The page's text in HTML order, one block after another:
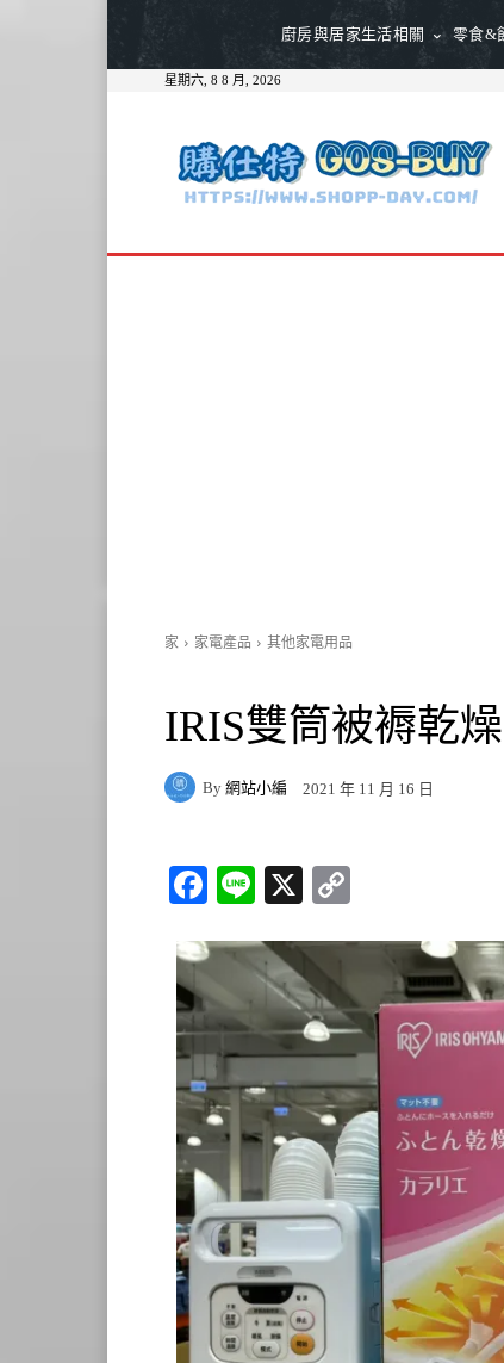
廚房與居家生活相關 零食&
星期六, 8 8 月, 2026
家 家電產品 其他家電用品
IRIS雙筒被褥乾
By 網站小編 2021 年 11 月 16 日
Fa
bo
ok
Li
X
Li
nk